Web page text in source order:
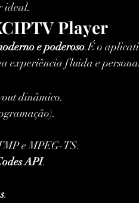
ideal.
Player
e poderoso.É o
experiência fluida e
dinâmico.
e MPEG-TS.
API.
.